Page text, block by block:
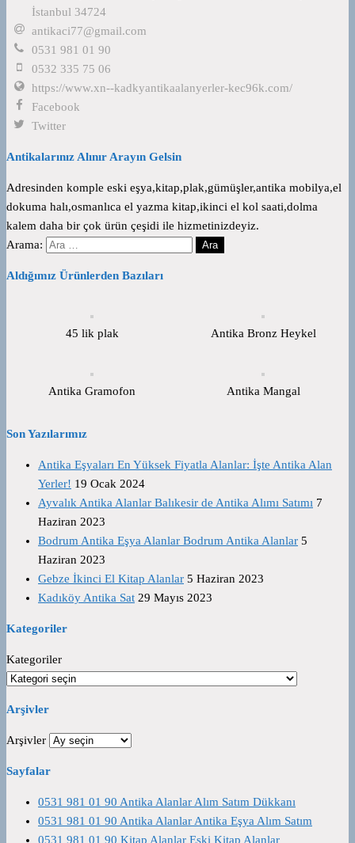
İstanbul 34724
antikaci77@gmail.com
0531 981 01 90
0532 335 75 06
https://www.xn--kadkyantikaalanyerler-kec96k.com/
Facebook
Twitter
Antikalarınız Alınır Arayın Gelsin
Adresinden komple eski eşya,kitap,plak,gümüşler,antika mobilya,el
dokuma halı,osmanlıca el yazma kitap,ikinci el kol saati,dolma
kalem daha bir çok ürün çeşidi ile hizmetinizdeyiz.
Arama:
Aldığımız Ürünlerden Bazıları
45 lik plak Antika Bronz Heykel
Antika Gramofon Antika Mangal
Son Yazılarımız
Antika Eşyaları En Yüksek Fiyatla Alanlar: İşte Antika Alan
Yerler! 19 Ocak 2024
Ayvalık Antika Alanlar Balıkesir de Antika Alımı Satımı 7
Haziran 2023
Bodrum Antika Eşya Alanlar Bodrum Antika Alanlar 5
Haziran 2023
Gebze İkinci El Kitap Alanlar 5 Haziran 2023
Kadıköy Antika Sat 29 Mayıs 2023
Kategoriler
Kategoriler
Arşivler
Arşivler
Sayfalar
0531 981 01 90 Antika Alanlar Alım Satım Dükkanı
0531 981 01 90 Antika Alanlar Antika Eşya Alım Satım
0531 981 01 90 Kitap Alanlar Eski Kitap Alanlar